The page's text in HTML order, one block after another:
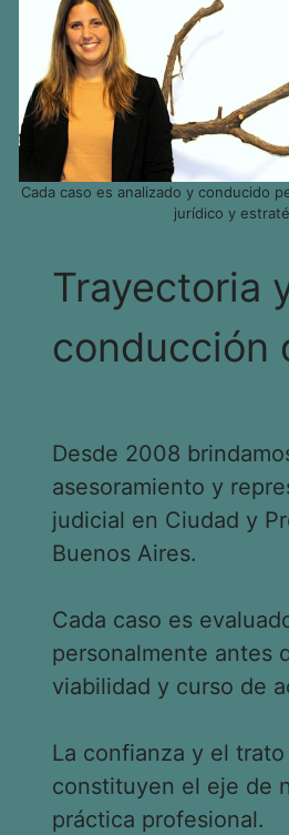
Cada caso es analizado y conducido
jurídico y
Trayectoria
conducción
Desde 2008
asesoramiento y
judicial en Ciudad y
Buenos Aires.
Cada caso es
personalmente antes
viabilidad y curso de
La confianza y el
constituyen el eje de
práctica profesional.